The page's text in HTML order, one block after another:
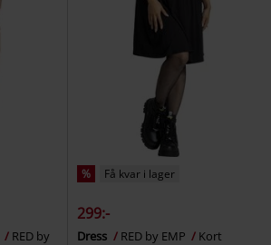
RED by
% Få kvar i lager
299:-
Dress RED by EMP
Kort